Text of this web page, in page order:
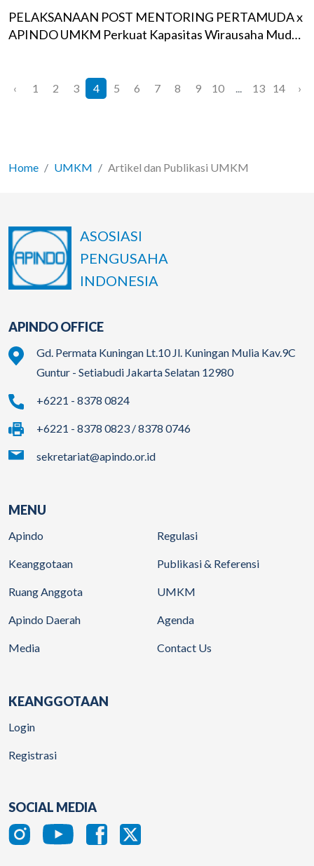
PELAKSANAAN POST MENTORING PERTAMUDA x
APINDO UMKM Perkuat Kapasitas Wirausaha Muda
‹ 1 2 3 4 5 6 7 8 9 10 13 14 ›
Home UMKM Artikel dan Publikasi UMKM
ASOSIASI
PENGUSAHA
INDONESIA
APINDO OFFICE
Gd. Permata Kuningan Lt.10 Jl. Kuningan Mulia Kav.9C
Guntur - Setiabudi Jakarta Selatan 12980
+6221 - 8378 0824
+6221 - 8378 0823 / 8378 0746
sekretariat@apindo.or.id
MENU
Apindo
Keanggotaan
Ruang Anggota
Apindo Daerah
Media
Regulasi
Publikasi & Referensi
UMKM
Agenda
Contact Us
KEANGGOTAAN
Login
Registrasi
SOCIAL MEDIA